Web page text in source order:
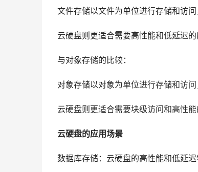
文件存储以文件为单位进行存储和访
云硬盘则更适合需要高性能和低延迟
与对象存储的比较：
对象存储以对象为单位进行存储和访
云硬盘则更适合需要块级访问和高性能
云硬盘的应用场景
数据库存储：云硬盘的高性能和低延